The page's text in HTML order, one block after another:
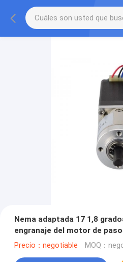
Nema adaptada 17 1,8
engranaje del motor de
En para la impresora 3D
Precio：negotiable MOQ：